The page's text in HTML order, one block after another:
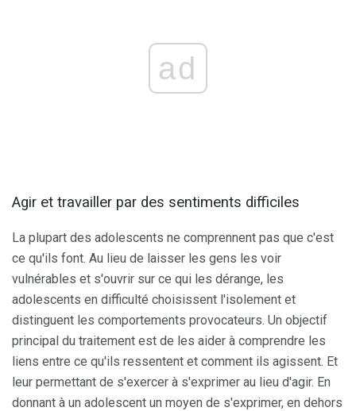
ad
Agir et travailler par des sentiments difficiles
La plupart des adolescents ne comprennent pas que c'est
ce qu'ils font. Au lieu de laisser les gens les voir
vulnérables et s'ouvrir sur ce qui les dérange, les
adolescents en difficulté choisissent l'isolement et
distinguent les comportements provocateurs. Un objectif
principal du traitement est de les aider à comprendre les
liens entre ce qu'ils ressentent et comment ils agissent. Et
leur permettant de s'exercer à s'exprimer au lieu d'agir. En
donnant à un adolescent un moyen de s'exprimer, en dehors